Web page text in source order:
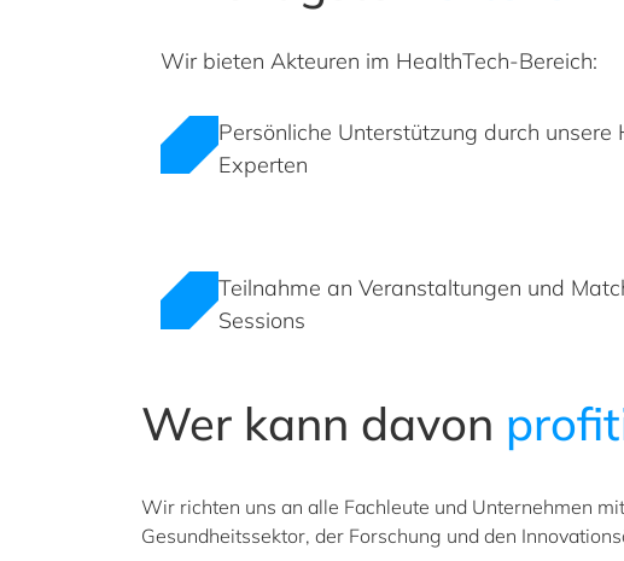
Wir bieten Akteuren im HealthTech-Bereich:
Persönliche Unterstützung durch unsere
Experten
Teilnahme an Veranstaltungen und
Sessions
Wer kann davon
Wir richten uns an alle Fachleute und Unternehmen
Gesundheitssektor, der Forschung und den